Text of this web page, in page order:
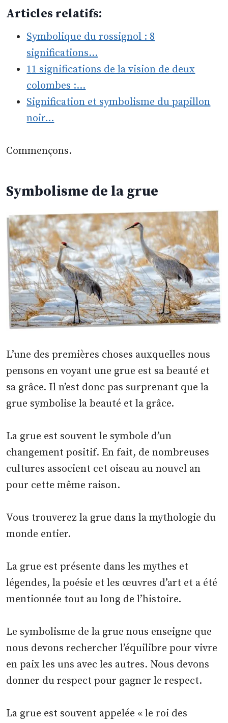
Articles relatifs:
Symbolique du rossignol : 8
significations…
11 significations de la vision de deux
colombes :…
Signification et symbolisme du papillon
noir…
Commençons.
Symbolisme de la grue
L’une des premières choses auxquelles nous
pensons en voyant une grue est sa beauté et
sa grâce. Il n’est donc pas surprenant que la
grue symbolise la beauté et la grâce.
La grue est souvent le symbole d’un
changement positif. En fait, de nombreuses
cultures associent cet oiseau au nouvel an
pour cette même raison.
Vous trouverez la grue dans la mythologie du
monde entier.
La grue est présente dans les mythes et
légendes, la poésie et les œuvres d’art et a été
mentionnée tout au long de l’histoire.
Le symbolisme de la grue nous enseigne que
nous devons rechercher l’équilibre pour vivre
en paix les uns avec les autres. Nous devons
donner du respect pour gagner le respect.
La grue est souvent appelée « le roi des